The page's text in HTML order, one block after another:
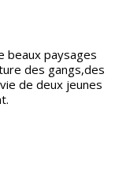
beaux paysages
des gangs,des
de deux jeunes